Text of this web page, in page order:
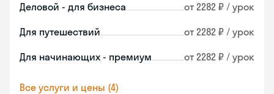
Деловой - для бизнеса от 2282 ₽ / урок
Для путешествий от 2282 ₽ / урок
Для начинающих - премиум от 2282 ₽ / урок
Все услуги и цены (4)